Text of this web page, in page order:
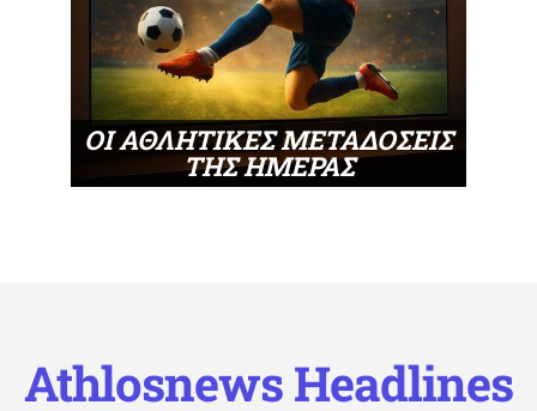
ΟΙ ΑΘΛΗΤΙΚΕΣ ΜΕΤΑΔΟΣΕΙΣ
ΤΗΣ ΗΜΕΡΑΣ
Athlosnews Headlines